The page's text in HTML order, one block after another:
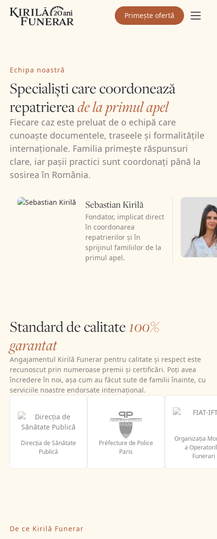
Primește ofertă
Echipa noastră
Specialiști care coordonează
repatriereade la primul apel
Fiecare caz este preluat de o echipă care
cunoaște documentele, traseele și formalitățile
internaționale. Familia primește răspunsuri
clare, iar pașii practici sunt coordonați până la
sosirea în România.
Sebastian Kirilă
Fondator, implicat direct
în coordonarea
repatrierilor și în
sprijinul familiilor de la
primul apel.
Standard de calitate100%
garantat
Angajamentul Kirilă Funerar pentru calitate și respect este
recunoscut prin numeroase premii și certificări. Poți avea
încredere în noi, așa cum au făcut sute de familii înainte, cu
serviciile noastre endorsate internațional.
Direcția de Sănătate
Publică
Préfecture de Police
Paris
Organizația
a
Funerari
De ce Kirilă Funerar